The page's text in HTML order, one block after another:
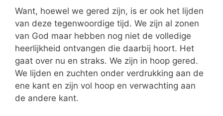
Want, hoewel we gered zijn, is er ook het lijden
van deze tegenwoordige tijd. We zijn al zonen
van God maar hebben nog niet de volledige
heerlijkheid ontvangen die daarbij hoort. Het
gaat over nu en straks. We zijn in hoop gered.
We lijden en zuchten onder verdrukking aan de
ene kant en zijn vol hoop en verwachting aan
de andere kant.